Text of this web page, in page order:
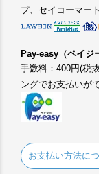
プ、セイコーマー
Pay-easy（ペイジ
手数料：400円(税
ングでお支払いが
お支払い方法に